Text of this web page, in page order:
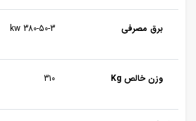
برق مصرفی 380-50-3 kw
وزن خالص Kg 310